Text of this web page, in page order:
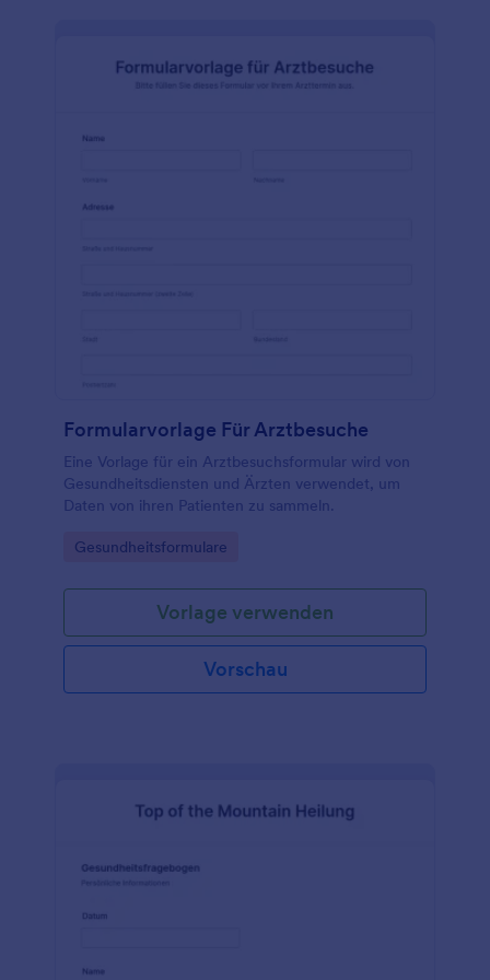
auszufüllen und nützlicher. Es sind keine
Programmierkenntnisse erforderlich.
Formularvorlage Für Arztbesuche
Eine Vorlage für ein Arztbesuchsformular wird von
Gesundheitsdiensten und Ärzten verwendet, um
Daten von ihren Patienten zu sammeln.
Go to Category:
Gesundheitsformulare
Vorlage verwenden
Vorschau